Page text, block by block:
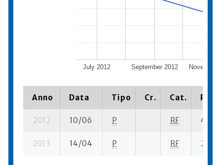
July 2012 September 2012 November
Anno Data Tipo Cr. Cat.
2012 10/06 P RF 41
2013 14/04 P RF 22